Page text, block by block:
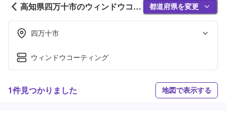
高知県四万十市のウィンドウコー
ティング対応店舗紹介 (1ページ
目)
都道府県を変更
四万十市
ウィンドウコーティング
1件見つかりました 地図で表示する